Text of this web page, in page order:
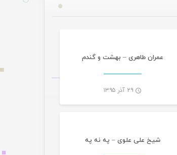
عمران طاهری – بهشت و گندم
۲۹ آذر ۱۳۹۵
شیخ علی علوی – په نه په